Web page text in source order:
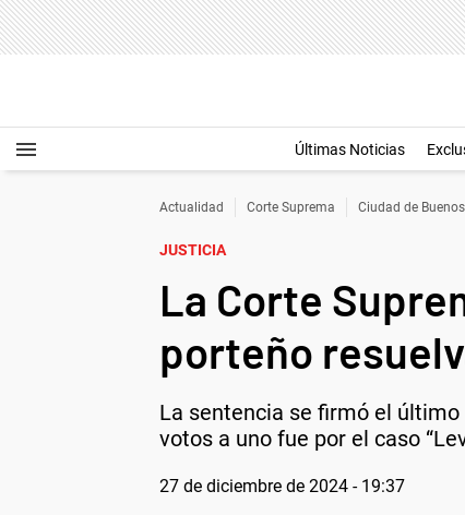
Últimas Noticias
Actualidad Corte Suprema Ciudad de
JUSTICIA
La Corte
porteño
La sentencia se firmó el
votos a uno fue por el caso
27 de diciembre de 2024 - 19:37